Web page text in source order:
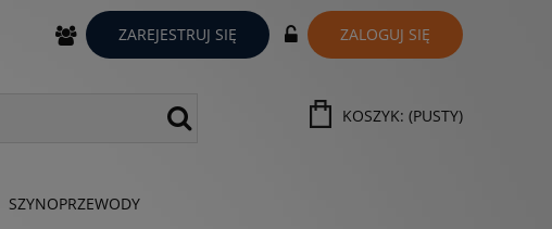
ZAREJESTRUJ SIĘ ZALOGUJ SIĘ
KOSZYK: (PUSTY)
SZYNOPRZEWODY